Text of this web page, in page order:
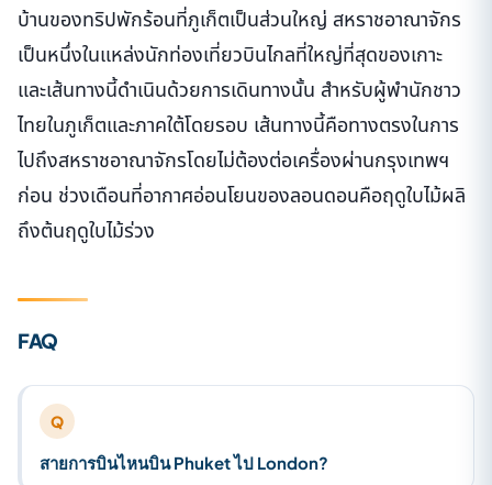
บ้านของทริปพักร้อนที่ภูเก็ตเป็นส่วนใหญ่ สหราชอาณาจักร
เป็นหนึ่งในแหล่งนักท่องเที่ยวบินไกลที่ใหญ่ที่สุดของเกาะ
และเส้นทางนี้ดำเนินด้วยการเดินทางนั้น สำหรับผู้พำนักชาว
ไทยในภูเก็ตและภาคใต้โดยรอบ เส้นทางนี้คือทางตรงในการ
ไปถึงสหราชอาณาจักรโดยไม่ต้องต่อเครื่องผ่านกรุงเทพฯ
ก่อน ช่วงเดือนที่อากาศอ่อนโยนของลอนดอนคือฤดูใบไม้ผลิ
ถึงต้นฤดูใบไม้ร่วง
FAQ
Q
สายการบินไหนบิน Phuket ไป London?